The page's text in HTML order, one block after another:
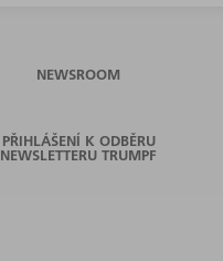
NEWSROOM
PŘIHLÁŠENÍ K ODBĚRU
NEWSLETTERU TRUMPF